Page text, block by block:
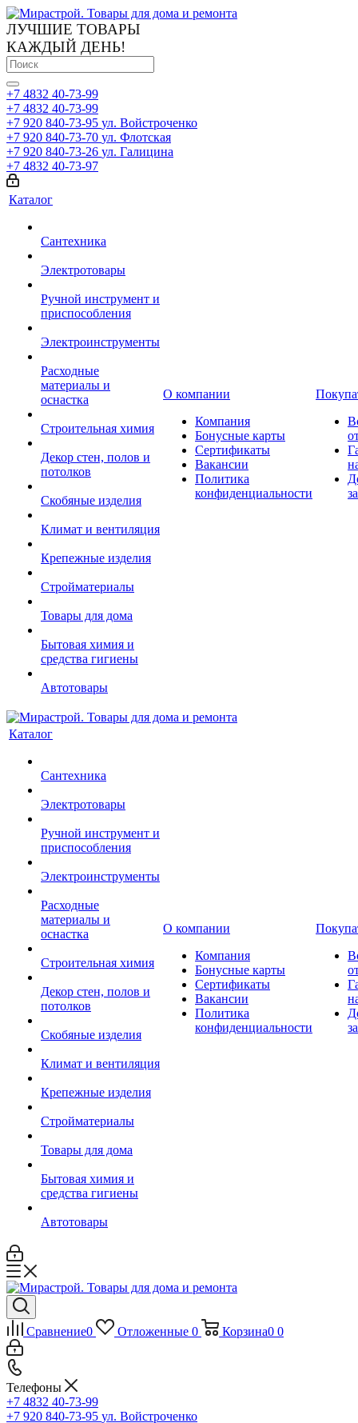
ЛУЧШИЕ ТОВАРЫ
КАЖДЫЙ ДЕНЬ!
+7 4832 40-73-99
+7 4832 40-73-99
+7 920 840-73-95 ул. Войстроченко
+7 920 840-73-70 ул. Флотская
+7 920 840-73-26 ул. Галицина
+7 4832 40-73-97
Каталог
Сантехника
Электротовары
Ручной инструмент и
приспособления
Электроинструменты
Расходные
материалы и
оснастка
Строительная химия
Декор стен, полов и
потолков
Скобяные изделия
Климат и вентиляция
Крепежные изделия
Стройматериалы
Товары для дома
Бытовая химия и
средства гигиены
Автотовары
О компании
Компания
Бонусные карты
Сертификаты
Вакансии
Политика
конфиденциальности
Каталог
Сантехника
Электротовары
Ручной инструмент и
приспособления
Электроинструменты
Расходные
материалы и
оснастка
Строительная химия
Декор стен, полов и
потолков
Скобяные изделия
Климат и вентиляция
Крепежные изделия
Стройматериалы
Товары для дома
Бытовая химия и
средства гигиены
Автотовары
О компании
Компания
Бонусные карты
Сертификаты
Вакансии
Политика
конфиденциальности
Сравнение0 Отложенные 0 Корзина0 0
Телефоны
+7 4832 40-73-99
+7 920 840-73-95 ул. Войстроченко